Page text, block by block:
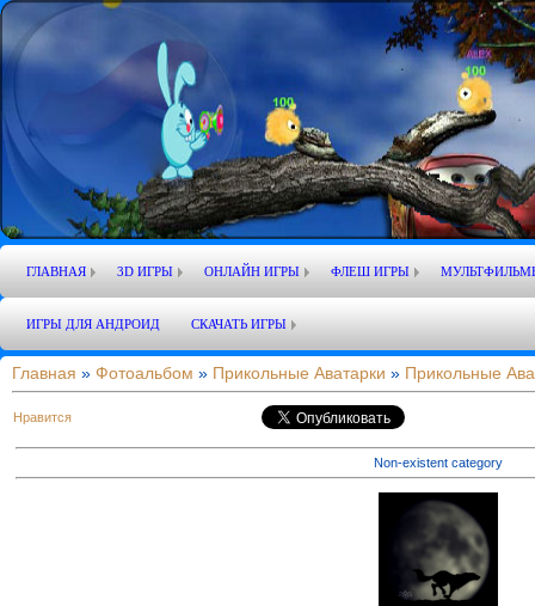
ГЛАВНАЯ 3D ИГРЫ ОНЛАЙН ИГРЫ ФЛЕШ ИГРЫ
ИГРЫ ДЛЯ АНДРОИД СКАЧАТЬ ИГРЫ
Главная » Фотоальбом » Прикольные Аватарки » Прикольные
Нравится
Non-existent category